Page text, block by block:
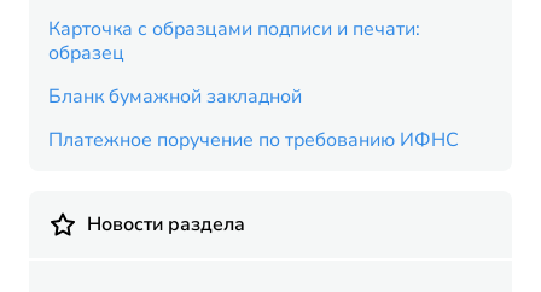
Карточка с образцами подписи и печати:
образец
Бланк бумажной закладной
Платежное поручение по требованию ИФНС
Новости раздела